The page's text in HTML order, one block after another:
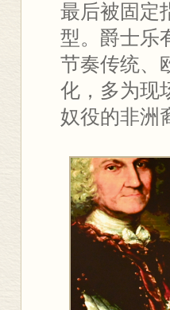
最后被固定
型。爵士乐
节奏传统、
化，多为现
奴役的非洲